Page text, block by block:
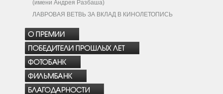
(имени Андрея Разбаша)
ЛАВРОВАЯ ВЕТВЬ ЗА ВКЛАД В КИНОЛЕТОПИСЬ